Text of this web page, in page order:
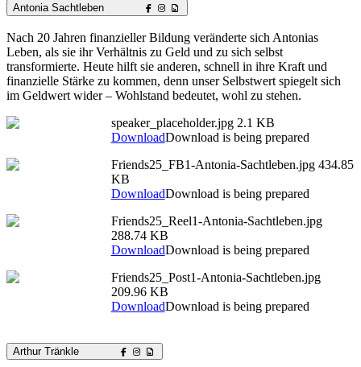
Antonia Sachtleben
Nach 20 Jahren finanzieller Bildung veränderte sich Antonias
Leben, als sie ihr Verhältnis zu Geld und zu sich selbst
transformierte. Heute hilft sie anderen, schnell in ihre Kraft und
finanzielle Stärke zu kommen, denn unser Selbstwert spiegelt sich
im Geldwert wider – Wohlstand bedeutet, wohl zu stehen.
speaker_placeholder.jpg 2.1 KB
DownloadDownload is being prepared
Friends25_FB1-Antonia-Sachtleben.jpg 434.85
KB
DownloadDownload is being prepared
Friends25_Reel1-Antonia-Sachtleben.jpg
288.74 KB
DownloadDownload is being prepared
Friends25_Post1-Antonia-Sachtleben.jpg
209.96 KB
DownloadDownload is being prepared
Arthur Tränkle